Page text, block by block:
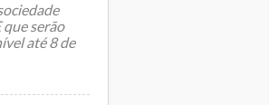
serão
até 8 de